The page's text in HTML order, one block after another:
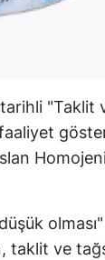
tarihli "Taklit
taklit ve